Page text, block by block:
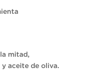
mitad,
aceite de oliva.